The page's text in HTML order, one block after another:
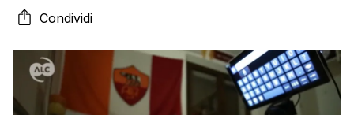
sofferenze dopo mesi in attesa di una risposta dalla
Regione Marche
Condividi